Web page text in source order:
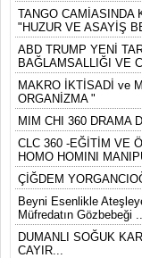
TANGO CAMİASINDA
"HUZUR VE ASAYİŞ
ABD TRUMP YENİ
BAĞLAMSALLIĞI VE
MAKRO İKTİSADİ ve
ORGANİZMA "
MIM CHI 360 DRAMA
CLC 360 -EĞİTİM VE
HOMO HOMINI
ÇİĞDEM
Beyni Esenlikle
Müfredatın Gözbebeği
DUMANLI SOĞUK
CAYIR...